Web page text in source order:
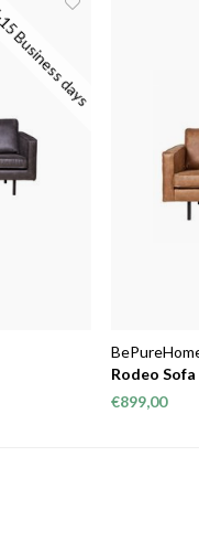
days
Rodeo
€899,00